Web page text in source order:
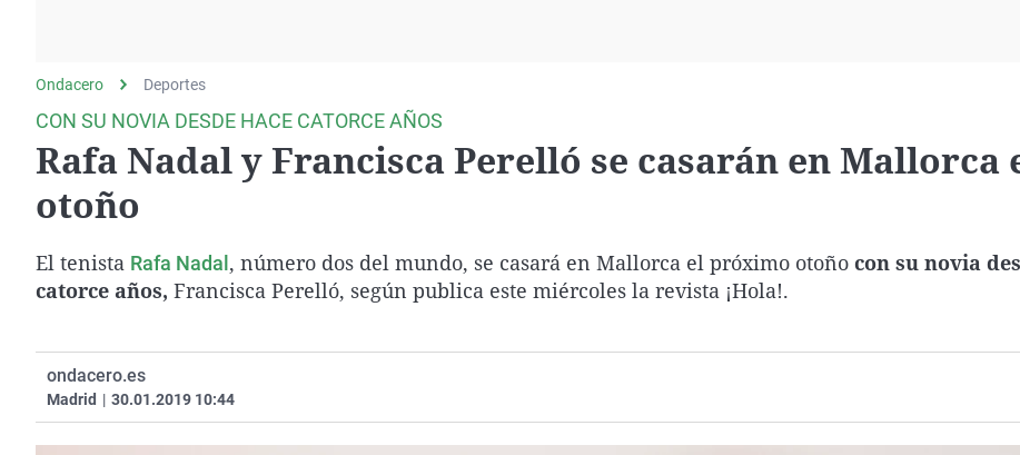
Como el perro y el
Operación Viuda
Negra
Navarra
País Vasco
Ondacero Deportes
CON SU NOVIA DESDE HACE CATORCE AÑOS
Rafa Nadal y Francisca Perelló se casarán en Mallorca
otoño
El tenista Rafa Nadal , número dos del mundo, se casará en Mallorca el próximo otoño con su novia
catorce años, Francisca Perelló, según publica este miércoles la revista ¡Hola!.
ondacero.es
Madrid | 30.01.2019 10:44